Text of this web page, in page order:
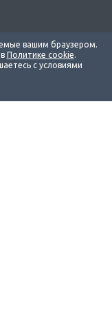
вашим браузером.
Политике cookie.
с условиями